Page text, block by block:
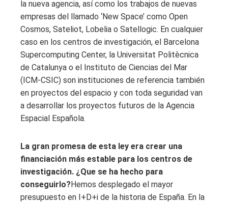
la nueva agencia, así como los trabajos de nuevas
empresas del llamado ‘New Space’ como Open
Cosmos, Sateliot, Lobelia o Satellogic. En cualquier
caso en los centros de investigación, el Barcelona
Supercomputing Center, la Universitat Politècnica
de Catalunya o el Instituto de Ciencias del Mar
(ICM-CSIC) son instituciones de referencia también
en proyectos del espacio y con toda seguridad van
a desarrollar los proyectos futuros de la Agencia
Espacial Española.
La gran promesa de esta ley era crear una
financiación más estable para los centros de
investigación. ¿Que se ha hecho para
conseguirlo?Hemos desplegado el mayor
presupuesto en I+D+i de la historia de España. En la